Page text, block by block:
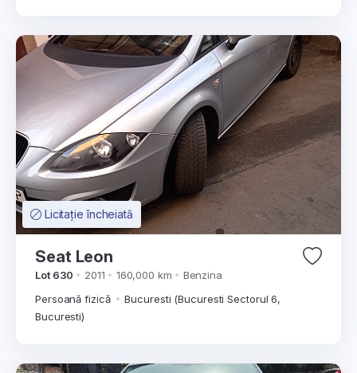
Licitație încheiată
Seat Leon
Lot 630 2011 160,000 km
Benzina
Persoană fizică
Bucuresti (Bucuresti Sectorul 6,
Bucuresti)